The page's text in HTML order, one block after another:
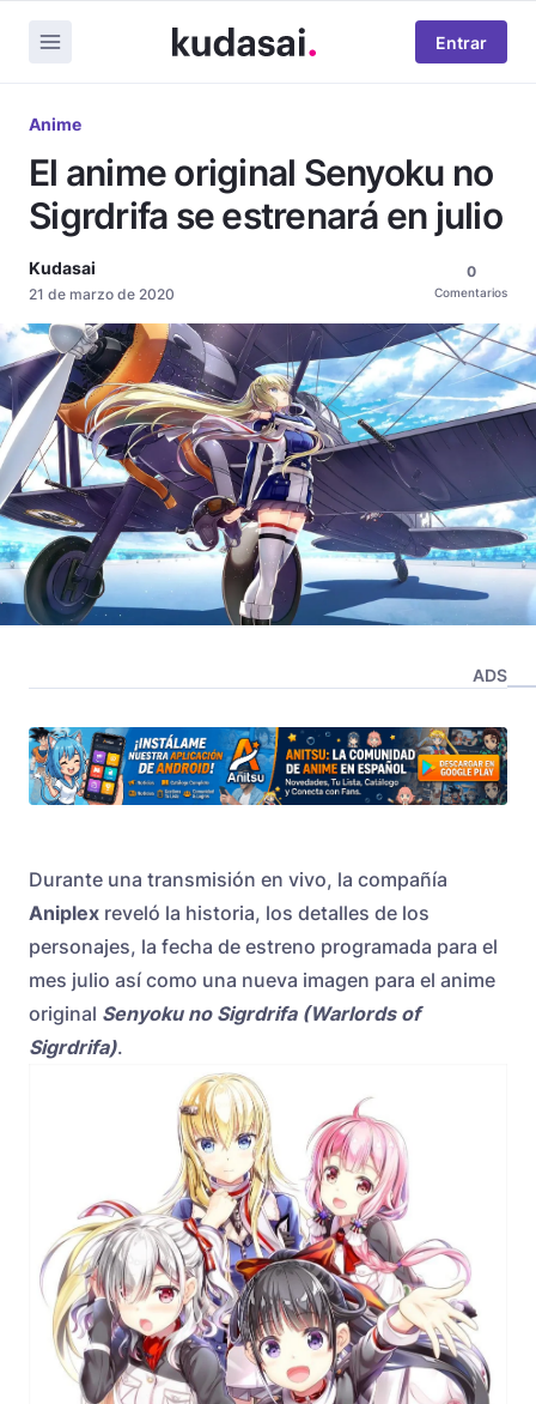
Entrar
Anime
El anime original Senyoku no
Sigrdrifa se estrenará en julio
Kudasai
21 de marzo de 2020
0
Comentarios
ADS
Durante una transmisión en vivo, la compañía
Aniplex reveló la historia, los detalles de los
personajes, la fecha de estreno programada para el
mes julio así como una nueva imagen para el anime
original Senyoku no Sigrdrifa (Warlords of
Sigrdrifa).